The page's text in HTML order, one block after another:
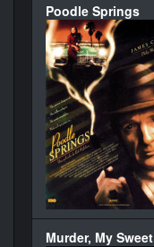
Poodle Springs
Murder, My Sweet